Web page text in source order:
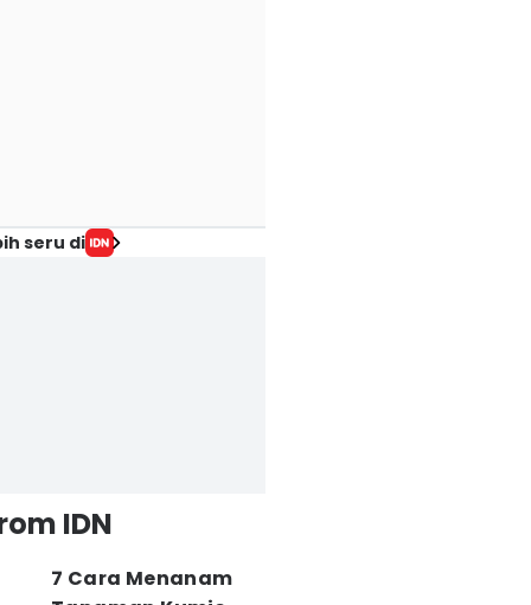
seru di
IDN
7 Cara Menanam